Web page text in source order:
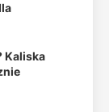
Kaliska